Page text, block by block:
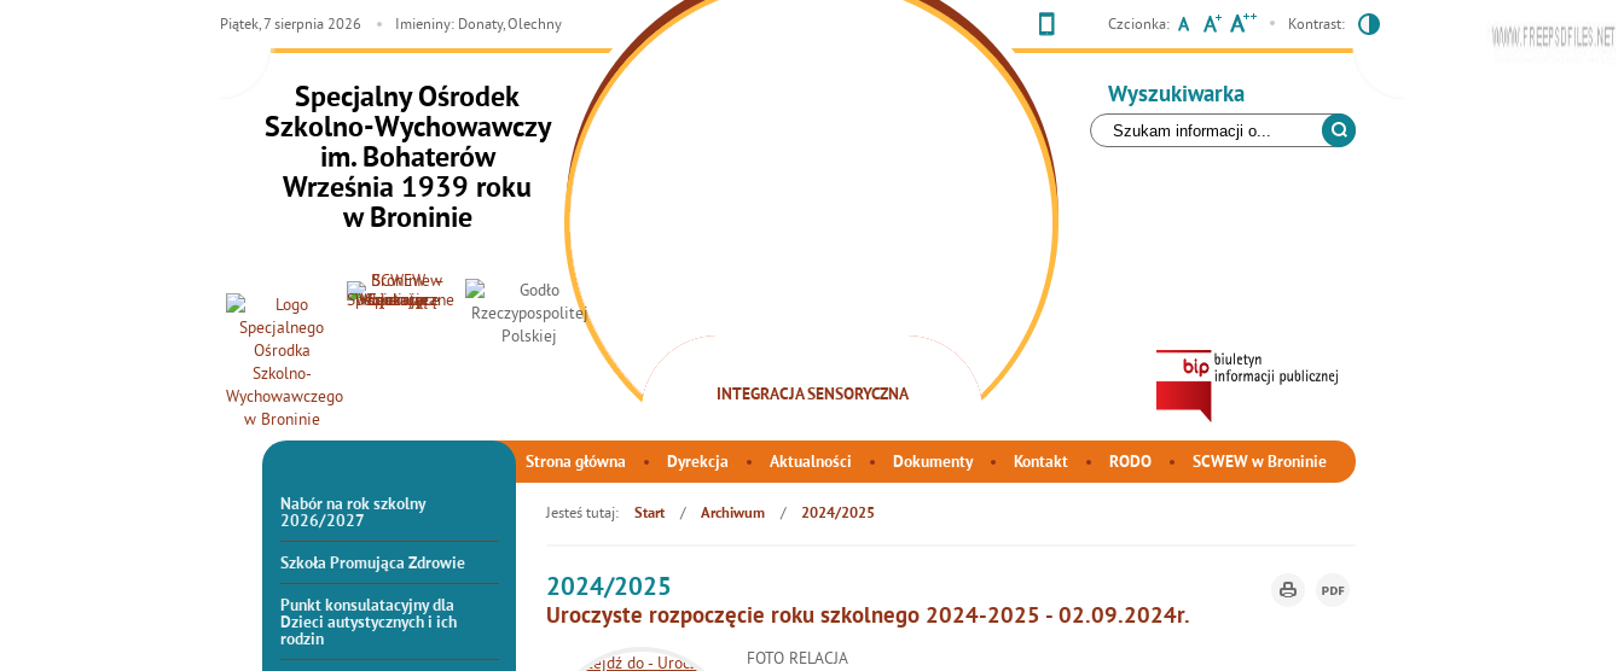
Specjalny Ośrodek
Szkolno-Wychowawczy
im. Bohaterów
Września 1939 roku
w Broninie
Czcionka: Kontrast:
Wyszukiwarka
Piątek, 7 sierpnia 2026 Imieniny: Donaty, Olechny
INTEGRACJA SENSORYCZNA
Strona główna Dyrekcja Aktualności Dokumenty Kontakt RODO SCWEW w Broninie
Nabór na rok szkolny
2026/2027
Szkoła Promująca Zdrowie
Punkt konsulatacyjny dla
Dzieci autystycznych i ich
rodzin
Jesteś tutaj: Start / Archiwum / 2024/2025
2024/2025
Uroczyste rozpoczęcie roku szkolnego 2024-2025 - 02.09.2024r.
FOTO RELACJA